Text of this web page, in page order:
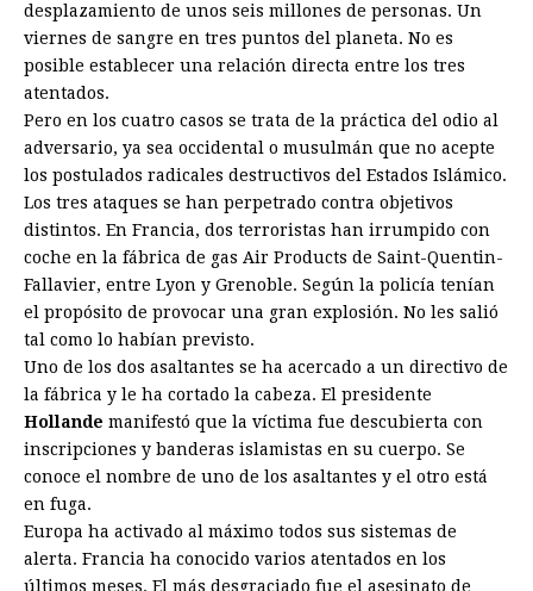
desplazamiento de unos seis millones de personas. Un
viernes de sangre en tres puntos del planeta. No es
posible establecer una relación directa entre los tres
atentados.
Pero en los cuatro casos se trata de la práctica del odio al
adversario, ya sea occidental o musulmán que no acepte
los postulados radicales destructivos del Estados Islámico.
Los tres ataques se han perpetrado contra objetivos
distintos. En Francia, dos terroristas han irrumpido con
coche en la fábrica de gas Air Products de Saint-Quentin-
Fallavier, entre Lyon y Grenoble. Según la policía tenían
el propósito de provocar una gran explosión. No les salió
tal como lo habían previsto.
Uno de los dos asaltantes se ha acercado a un directivo de
la fábrica y le ha cortado la cabeza. El presidente
Hollande manifestó que la víctima fue descubierta con
inscripciones y banderas islamistas en su cuerpo. Se
conoce el nombre de uno de los asaltantes y el otro está
en fuga.
Europa ha activado al máximo todos sus sistemas de
alerta. Francia ha conocido varios atentados en los
últimos meses. El más desgraciado fue el asesinato de